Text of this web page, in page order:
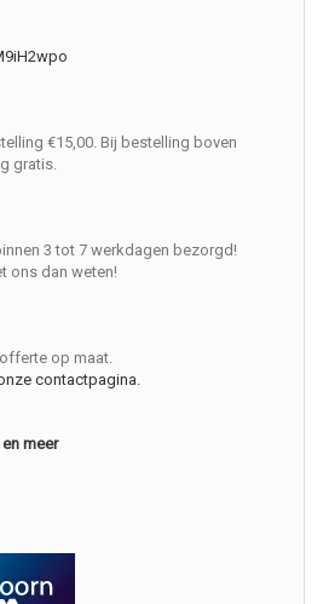
€15,00. Bij bestelling boven
gratis.
3 tot 7 werkdagen bezorgd!
ons dan weten!
op maat.
contactpagina.
meer